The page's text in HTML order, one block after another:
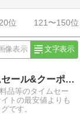
位 121〜150位
像表示 文字表示
激安特価速報！お得なタイムセール&クーポン情報ブログ
品等のタイムセー
トの最安値よりも
です。